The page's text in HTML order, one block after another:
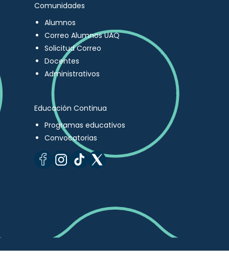
Comunidades
Alumnos
Correo Alumnos UAQ
Solicitud Correo
Docentes
Administrativos
Educación Continua
Programas educativos
Convocatorias